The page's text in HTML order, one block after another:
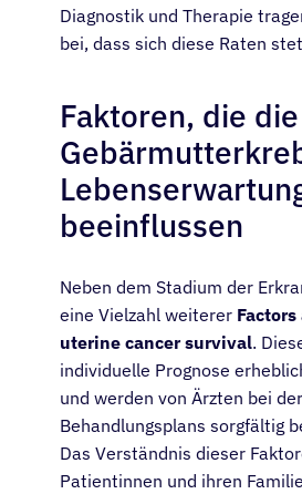
Diagnostik und Therapie
bei, dass sich diese Raten
Faktoren, die die
beeinflussen
Neben dem Stadium der
eine Vielzahl weiterer
uterine cancer survival.
individuelle Prognose
und werden von Ärzten bei
Behandlungsplans sorgfältig
Das Verständnis dieser
Patientinnen und ihren